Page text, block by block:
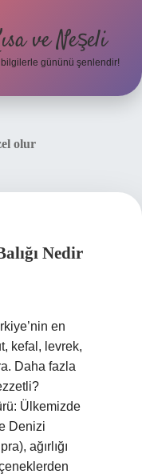
ve Neşeli
bilgilerle gününü şenlendir!
olur
Nedir
en
kefal, levrek,
Daha fazla
Ülkemizde
Denizi
ağırlığı